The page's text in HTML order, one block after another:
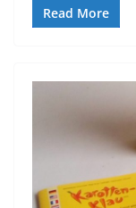
Read More